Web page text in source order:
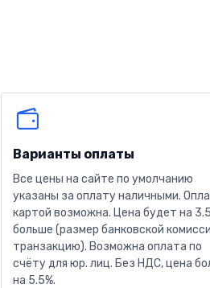
Варианты оплаты
Все цены на сайте по умолчанию
указаны за оплату наличными.
картой возможна. Цена будет на
больше (размер банковской
транзакцию). Возможна оплата по
счёту для юр. лиц. Без НДС, цена
на 5.5%.